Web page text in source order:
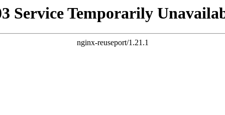
Service Temporarily
nginx-reuseport/1.21.1